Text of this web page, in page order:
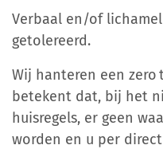
Verbaal en/of
getolereerd.
Wij hanteren een zero
betekent dat, bij het
huisregels, er geen
worden en u per